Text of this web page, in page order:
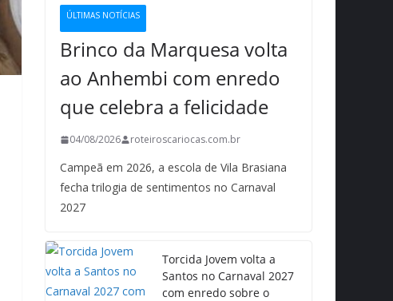
ÚLTIMAS NOTÍCIAS
Brinco da Marquesa volta
ao Anhembi com enredo
que celebra a felicidade
04/08/2026 roteiroscariocas.com.br
Campeã em 2026, a escola de Vila Brasiana
fecha trilogia de sentimentos no Carnaval
2027
Torcida Jovem volta a
Santos no Carnaval 2027
com enredo sobre o